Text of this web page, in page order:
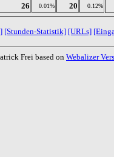
26 0.01% 20 0.12%
[Stunden-Statistik] [URLs]
Frei based on Webalizer